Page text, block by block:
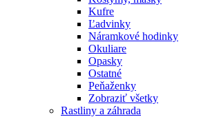
Kufre
Ľadvinky
Náramkové hodinky
Okuliare
Opasky
Ostatné
Peňaženky
Zobraziť všetky
Rastliny a záhrada